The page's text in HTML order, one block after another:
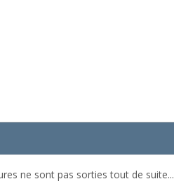
ne sont pas sorties tout de suite...